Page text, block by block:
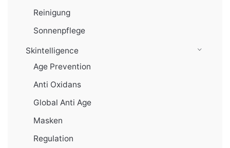
Reinigung
Sonnenpflege
Skintelligence
Age Prevention
Anti Oxidans
Global Anti Age
Masken
Regulation